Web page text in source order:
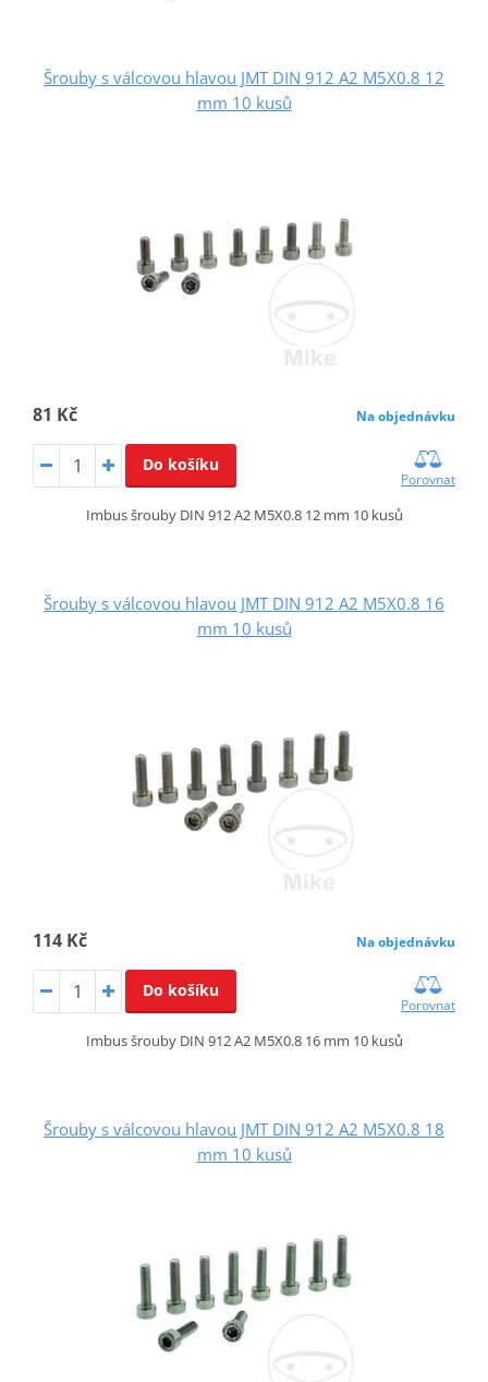
Šrouby s válcovou hlavou JMT DIN 912 A2 M5X0.8 12
mm 10 kusů
81 Kč Na objednávku
Do košíku
Porovnat
Imbus šrouby DIN 912 A2 M5X0.8 12 mm 10 kusů
Šrouby s válcovou hlavou JMT DIN 912 A2 M5X0.8 16
mm 10 kusů
114 Kč Na objednávku
Do košíku
Porovnat
Imbus šrouby DIN 912 A2 M5X0.8 16 mm 10 kusů
Šrouby s válcovou hlavou JMT DIN 912 A2 M5X0.8 18
mm 10 kusů